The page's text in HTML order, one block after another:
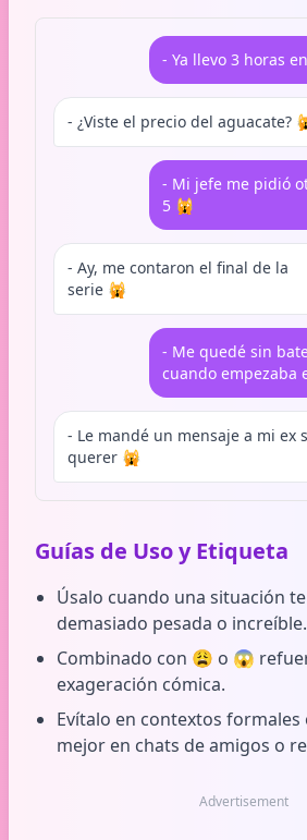
- Ya llevo 3 horas
- ¿Viste el precio del aguacate?
- Mi jefe me pidió
5 🙀
- Ay, me contaron el final de la
serie 🙀
- Me quedé sin
cuando empezaba
- Le mandé un mensaje a mi ex
querer 🙀
Guías de Uso y Etiqueta
Úsalo cuando una situación
demasiado pesada o increíble.
Combinado con 😩 o 😱
exageración cómica.
Evítalo en contextos formales
mejor en chats de amigos o
Advertisement